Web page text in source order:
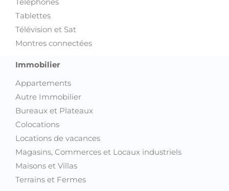
Tablettes
Télévision et Sat
Montres connectées
Immobilier
Appartements
Autre Immobilier
Bureaux et Plateaux
Colocations
Locations de vacances
Magasins, Commerces et Locaux industriels
Maisons et Villas
Terrains et Fermes